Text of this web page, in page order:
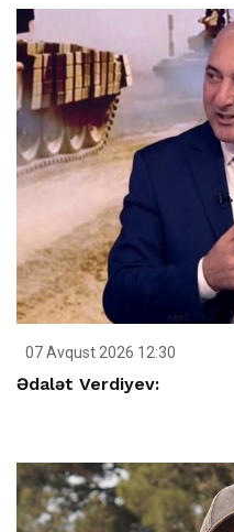
07 Avqust 2026 12:30
Ədalət Verdiyev: